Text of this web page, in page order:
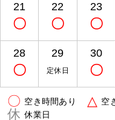
21
〇
22
〇
23
〇
28
〇
29
定休日
30
〇
〇 空き時間あり △ 空
休 休業日